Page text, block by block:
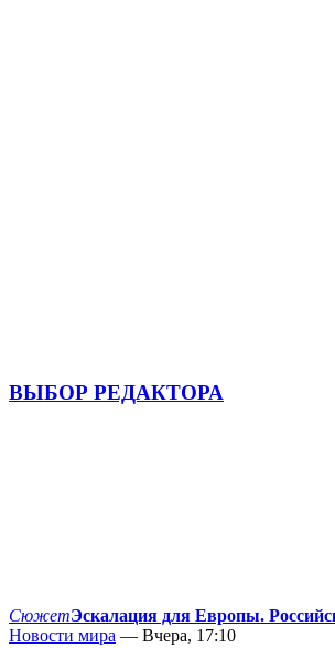
ВЫБОР РЕДАКТОРА
СюжетЭскалация для Европы.
Новости мира — Вчера, 17:10